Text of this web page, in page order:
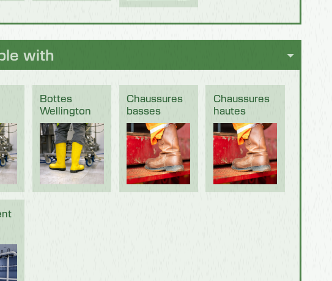
with
Bottes
Wellington
Chaussures
basses
Chaussures
hautes